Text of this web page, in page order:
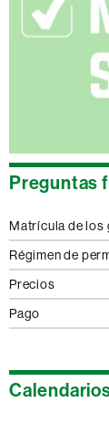
Preguntas
Matrícula de los
Régimen de
Precios
Pago